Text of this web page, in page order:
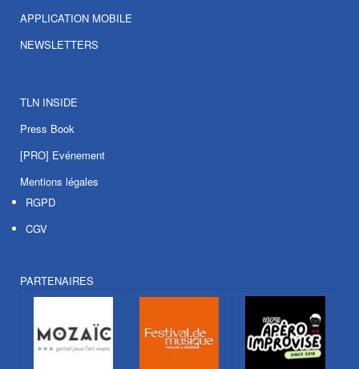
APPLICATION MOBILE
NEWSLETTERS
TLN INSIDE
Press Book
[PRO] Evénement
Mentions légales
RGPD
CGV
PARTENAIRES